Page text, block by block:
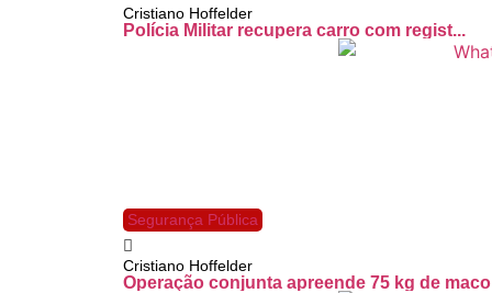
Cristiano Hoffelder
Polícia Militar recupera carro com regist...
Segurança Pública
Cristiano Hoffelder
Operação conjunta apreende 75 kg de